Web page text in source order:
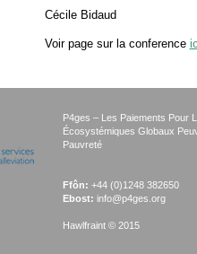
Cécile Bidaud
Voir page sur la conference
P4ges – Les Paiements Pour
Écosystémiques Globaux
Pauvreté
Ffôn: +44 (0)1248 382650
Ebost: info@p4ges.org
Hawlfraint © 2015